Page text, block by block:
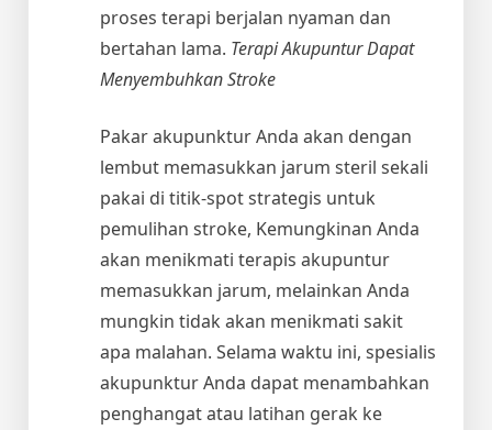
proses terapi berjalan nyaman dan
bertahan lama. Terapi Akupuntur Dapat
Menyembuhkan Stroke
Pakar akupunktur Anda akan dengan
lembut memasukkan jarum steril sekali
pakai di titik-spot strategis untuk
pemulihan stroke, Kemungkinan Anda
akan menikmati terapis akupuntur
memasukkan jarum, melainkan Anda
mungkin tidak akan menikmati sakit
apa malahan. Selama waktu ini, spesialis
akupunktur Anda dapat menambahkan
penghangat atau latihan gerak ke